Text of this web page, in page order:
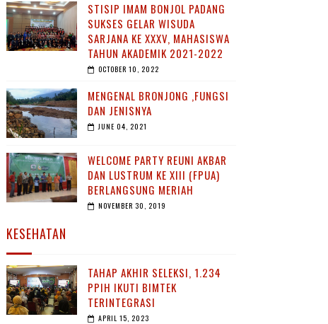
STISIP IMAM BONJOL PADANG
SUKSES GELAR WISUDA
SARJANA KE XXXV, MAHASISWA
TAHUN AKADEMIK 2021-2022
OCTOBER 10, 2022
MENGENAL BRONJONG ,FUNGSI
DAN JENISNYA
JUNE 04, 2021
WELCOME PARTY REUNI AKBAR
DAN LUSTRUM KE XIII (FPUA)
BERLANGSUNG MERIAH
NOVEMBER 30, 2019
KESEHATAN
TAHAP AKHIR SELEKSI, 1.234
PPIH IKUTI BIMTEK
TERINTEGRASI
APRIL 15, 2023